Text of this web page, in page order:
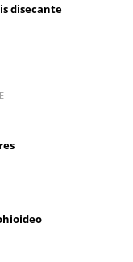
disecante